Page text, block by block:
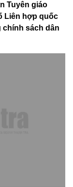
Tuyên giáo
Liên hợp quốc
sách dân